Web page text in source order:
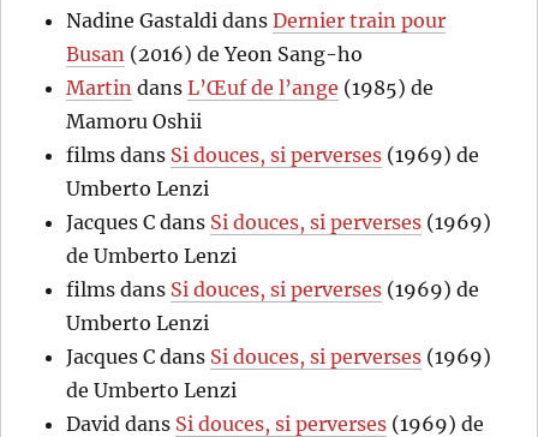
Nadine Gastaldi dansDernier train pour
Busan (2016) de Yeon Sang-ho
Martin dansL’Œuf de l’ange (1985) de
Mamoru Oshii
films dans Si douces, si perverses (1969) de
Umberto Lenzi
Jacques C dans Si douces, si perverses (1969)
de Umberto Lenzi
films dans Si douces, si perverses (1969) de
Umberto Lenzi
Jacques C dans Si douces, si perverses (1969)
de Umberto Lenzi
David dans Si douces, si perverses (1969) de